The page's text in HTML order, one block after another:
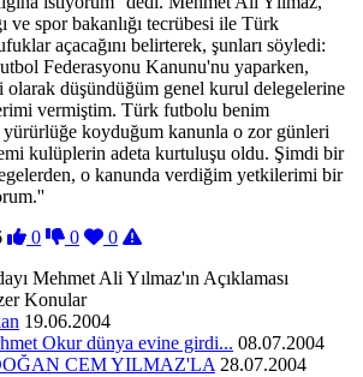
ve spor bakanlığı tecrübesi ile Türk
açacağını belirterek, şunları söyledi:
Federasyonu Kanunu'nu yaparken,
düşündüğüm genel kurul delegelerine
vermiştim. Türk futbolu benim
yürürlüğe koyduğum kanunla o zor günleri
kulüplerin adeta kurtuluşu oldu. Şimdi bir
o kanunda verdiğim yetkilerimi bir
0 0
0
Mehmet Ali Yılmaz'ın Açıklaması
Konular
19.06.2004
Okur dünya evine girdi... 08.07.2004
CEM YILMAZ'LA 28.07.2004